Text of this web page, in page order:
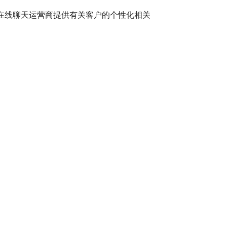
线聊天运营商提供有关客户的个性化相关